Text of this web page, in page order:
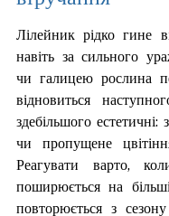
Лілейник рідко гине
навіть за сильного
чи галицею рослина
відновиться
здебільшого естетичні:
чи пропущене
Реагувати варто,
поширюється на
повторюється з